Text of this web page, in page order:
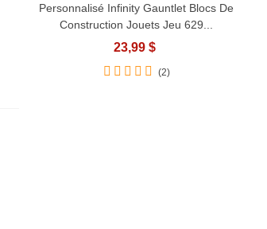
Afficher Plus
Personnalisé Infinity Gauntlet Blocs De
Construction Jouets Jeu 629...
23,99 $
(2)